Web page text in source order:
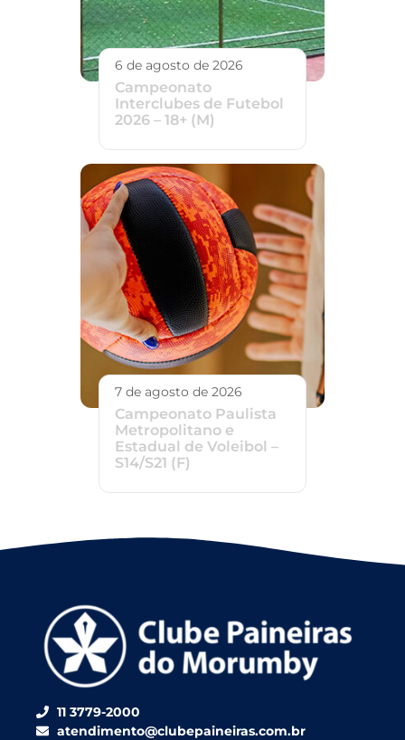
6 de agosto de 2026
Campeonato
Interclubes de Futebol
2026 – 18+ (M)
7 de agosto de 2026
Campeonato Paulista
Metropolitano e
Estadual de Voleibol –
S14/S21 (F)
11 3779-2000
atendimento@clubepaineiras.com.br